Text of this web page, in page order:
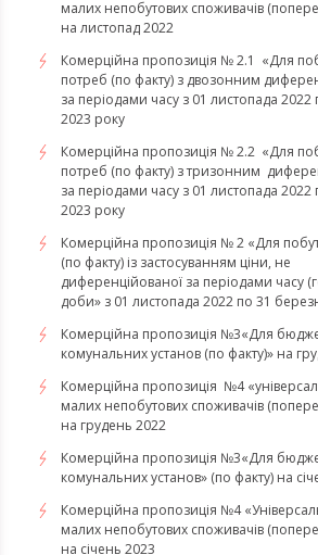
малих непобутових споживачів
на листопад 2022
Комерційна пропозиція № 2.1 «Для
потреб (по факту) з двозонним
за періодами часу з 01 листопада
2023 року
Комерційна пропозиція № 2.2 «Для
потреб (по факту) з тризонним
за періодами часу з 01 листопада
2023 року
Комерційна пропозиція № 2 «Для
(по факту) із застосуванням ціни, не
диференційованої за періодами часу
доби» з 01 листопада 2022 по 31
Комерційна пропозиція №3«Для
комунальних установ (по факту)» на
Комерційна пропозиція №4
малих непобутових споживачів
на грудень 2022
​​​​​​​Комерційна пропозиція №3«Для
комунальних установ» (по факту) на
​​​​​​​Комерційна пропозиція №4
малих непобутових споживачів
на січень 2023